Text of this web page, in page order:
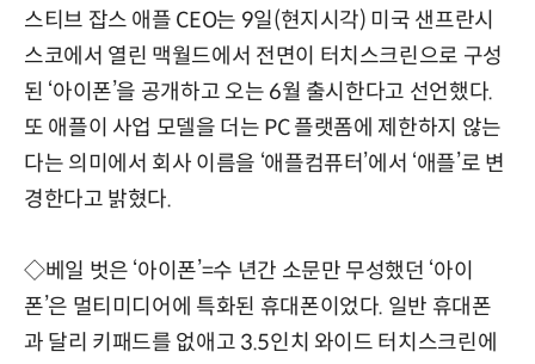
스티브 잡스 애플 CEO는 9일(현지시각) 미국 샌프란시
스코에서 열린 맥월드에서 전면이 터치스크린으로 구성
된 ‘아이폰’을 공개하고 오는 6월 출시한다고 선언했다.
또 애플이 사업 모델을 더는 PC 플랫폼에 제한하지 않는
다는 의미에서 회사 이름을 ‘애플컴퓨터’에서 ‘애플’로 변
경한다고 밝혔다.
◇베일 벗은 ‘아이폰’=수 년간 소문만 무성했던 ‘아이
폰’은 멀티미디어에 특화된 휴대폰이었다. 일반 휴대폰
과 달리 키패드를 없애고 3.5인치 와이드 터치스크린에